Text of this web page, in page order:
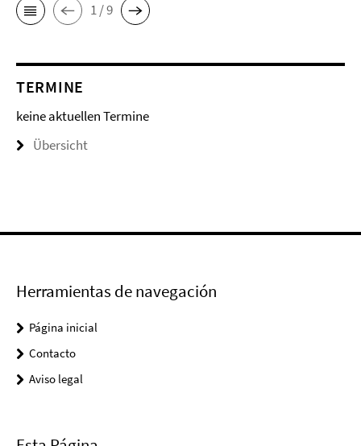
1 / 9
TERMINE
keine aktuellen Termine
Übersicht
Herramientas de navegación
Página inicial
Contacto
Aviso legal